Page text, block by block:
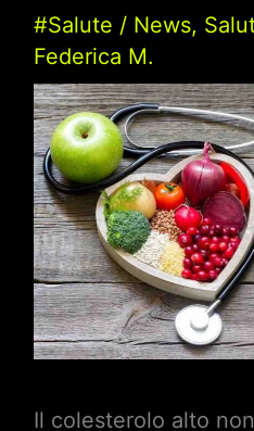
#Salute / News,
Federica M.
Il colesterolo alto